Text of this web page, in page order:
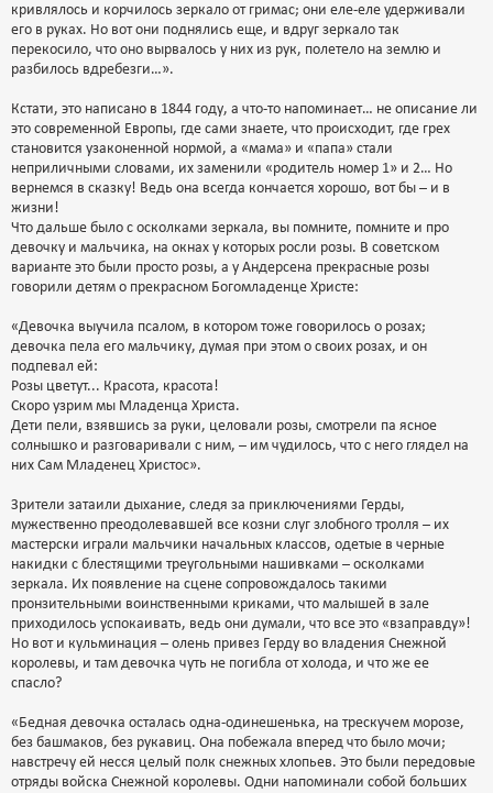
кривлялось и корчилось зеркало от гримас; они еле-еле удерживали
его в руках. Но вот они поднялись еще, и вдруг зеркало так
перекосило, что оно вырвалось у них из рук, полетело на землю и
разбилось вдребезги…».
Кстати, это написано в 1844 году, а что-то напоминает… не описание ли
это современной Европы, где сами знаете, что происходит, где грех
становится узаконенной нормой, а «мама» и «папа» стали
неприличными словами, их заменили «родитель номер 1» и 2… Но
вернемся в сказку! Ведь она всегда кончается хорошо, вот бы – и в
жизни!
Что дальше было с осколками зеркала, вы помните, помните и про
девочку и мальчика, на окнах у которых росли розы. В советском
варианте это были просто розы, а у Андерсена прекрасные розы
говорили детям о прекрасном Богомладенце Христе:
«Девочка выучила псалом, в котором тоже говорилось о розах;
девочка пела его мальчику, думая при этом о своих розах, и он
подпевал ей:
Розы цветут... Красота, красота!
Скоро узрим мы Младенца Христа.
Дети пели, взявшись за руки, целовали розы, смотрели па ясное
солнышко и разговаривали с ним, – им чудилось, что с него глядел на
них Сам Младенец Христос».
Зрители затаили дыхание, следя за приключениями Герды,
мужественно преодолевавшей все козни слуг злобного тролля – их
мастерски играли мальчики начальных классов, одетые в черные
накидки с блестящими треугольными нашивками – осколками
зеркала. Их появление на сцене сопровождалось такими
пронзительными воинственными криками, что малышей в зале
приходилось успокаивать, ведь они думали, что все это «взаправду»!
Но вот и кульминация – олень привез Герду во владения Снежной
королевы, и там девочка чуть не погибла от холода, и что же ее
спасло?
«Бедная девочка осталась одна-одинешенька, на трескучем морозе,
без башмаков, без рукавиц. Она побежала вперед что было мочи;
навстречу ей несся целый полк снежных хлопьев. Это были передовые
отряды войска Снежной королевы. Одни напоминали собой больших